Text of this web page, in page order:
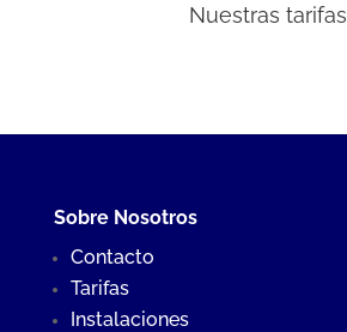
Nuestras tarifas
Sobre Nosotros
Contacto
Tarifas
Instalaciones